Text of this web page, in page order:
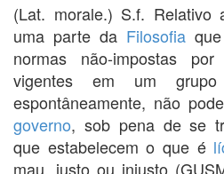
(Lat. morale.) S.f. Relativo
uma parte da Filosofia
normas não-impostas por
vigentes em um grupo
espontâneamente, não
governo, sob pena de se
que estabelecem o que é
mau, justo ou injusto